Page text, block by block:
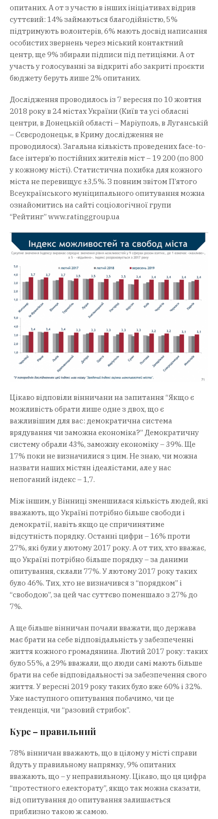
опитаних. А от з участю в інших ініціативах відрив
суттєвий: 14% займаються благодійністю, 5%
підтримують волонтерів, 6% мають досвід написання
особистих звернень через міський контактний
центр, ще 9% збирали підписи під петиціями. А от
участь у голосуванні за відкриті або закриті проєкти
бюджету беруть лише 2% опитаних.
Дослідження проводилось із 7 вересня по 10 жовтня
2018 року в 24 містах України (Київ та усі обласні
центри, в Донецькій області – Маріуполь, в Луганській
– Сєвєродонецьк, в Криму дослідження не
проводилося). Загальна кількість проведених face-to-
face інтерв’ю постійних жителів міст – 19 200 (по 800
у кожному місті). Статистична похибка для кожного
міста не перевищує ±3,5%. З повним звітом П’ятого
Всеукраїнського муніципального опитування можна
ознайомитись на сайті соціологічної групи
“Рейтинг” www.ratinggroup.ua
Цікаво відповіли вінничани на запитання “Якщо є
можливість обрати лише одне з двох, що є
важливішим для вас: демократична система
врядування чи заможна економіка?” Демократичну
систему обрали 43%, заможну економіку – 39%. Ще
17% поки не визначилися з цим. Не знаю, чи можна
назвати наших містян ідеалістами, але у нас
непоганий індекс – 1,7.
Між іншим, у Вінниці зменшилася кількість людей, які
вважають, що Україні потрібно більше свободи і
демократії, навіть якщо це спричинятиме
відсутність порядку. Останні цифри – 16% проти
27%, які були у лютому 2017 року. А от тих, хто вважає,
що Україні потрібно більше порядку – за даними
опитування, склали 77%. У лютому 2017 року таких
було 46%. Тих, хто не визначився з “порядком” і
“свободою”, за цей час суттєво поменшало з 27% до
7%.
А ще більше вінничан почали вважати, що держава
має брати на себе відповідальність у забезпеченні
життя кожного громадянина. Лютий 2017 року: таких
було 55%, а 29% вважали, що люди самі мають більше
брати на себе відповідальності за забезпечення свого
життя. У вересні 2019 року таких було вже 60% і 32%.
Уже наступного опитування побачимо, чи це
тенденція, чи “разовий стрибок”.
Курс – правильний
78% вінничан вважають, що в цілому у місті справи
йдуть у правильному напрямку, 9% опитаних
вважають, що – у неправильному. Цікаво, що ця цифра
“протестного електорату”, якщо так можна сказати,
від опитування до опитування залишається
приблизно такою ж самою.